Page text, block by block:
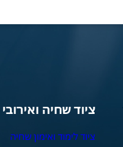
ציוד שחיה ואירובי
ציוד לימוד ואימון שחיה